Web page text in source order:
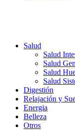
Salud
Salud
Salud
Salud
Salud
Digestión
Relajación y
Energia
Belleza
Otros